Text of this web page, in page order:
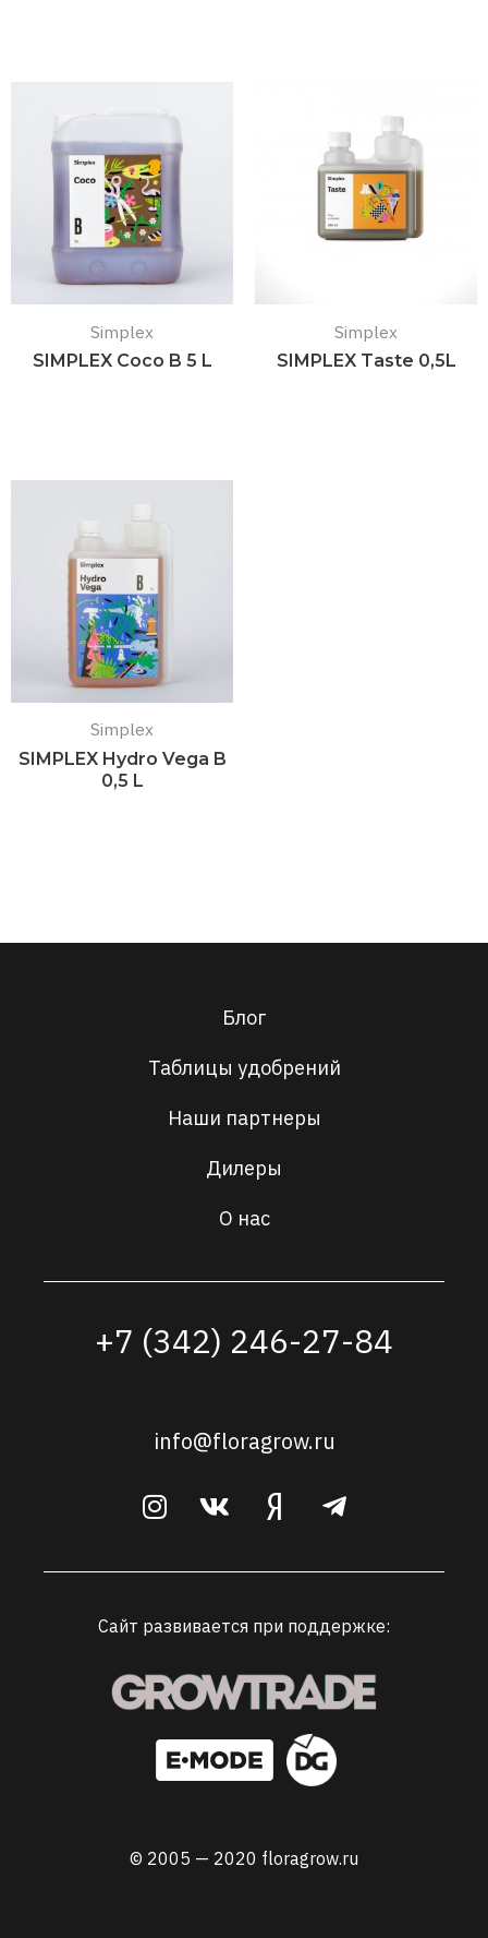
Simplex
SIMPLEX Coco B 5 L
Simplex
SIMPLEX Taste 0,5L
Simplex
SIMPLEX Hydro Vega B
0,5 L
Блог
Таблицы удобрений
Наши партнеры
Дилеры
О нас
+7 (342) 246-27-84
info@floragrow.ru
Сайт развивается при поддержке:
© 2005 — 2020 floragrow.ru